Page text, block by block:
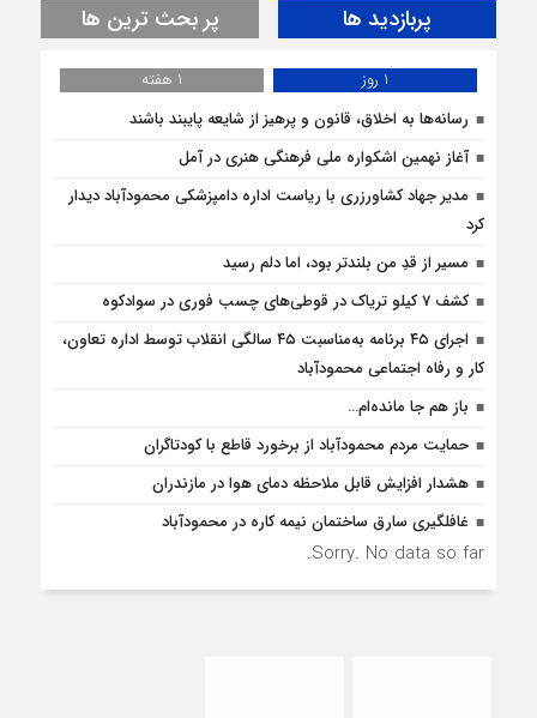
پربازدید ها پر بحث ترین ها
1 روز
1 هفته
رسانه‌ها به اخلاق، قانون و پرهیز از شایعه پایبند باشند
آغاز نهمین اشکواره ملی فرهنگی هنری در آمل
مدیر جهاد کشاورزری با ریاست اداره دامپزشکی محمودآباد دیدار
کرد
مسیر از قدِ من بلندتر بود، اما دلم رسید
کشف 7 کیلو تریاک در قوطی‌‌های چسب فوری در سوادکوه
اجرای ۴۵ برنامه به‌مناسبت ۴۵ سالگی انقلاب توسط اداره تعاون،
کار و رفاه اجتماعی محمودآباد
باز هم جا مانده‌ام…
حمایت مردم محمودآباد از برخورد قاطع با کودتاگران
هشدار افزایش قابل ملاحظه دمای هوا در مازندران
غافلگيري سارق ساختمان نيمه کاره در محمودآباد
Sorry. No data so far.